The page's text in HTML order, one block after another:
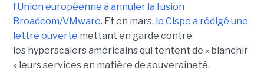
l’Union européenne à annuler la fusion
Broadcom/VMware. Et en mars, le Cispe a rédigé une
lettre ouverte mettant en garde contre
les hyperscalers américains qui tentent de « blanchir
» leurs services en matière de souveraineté.